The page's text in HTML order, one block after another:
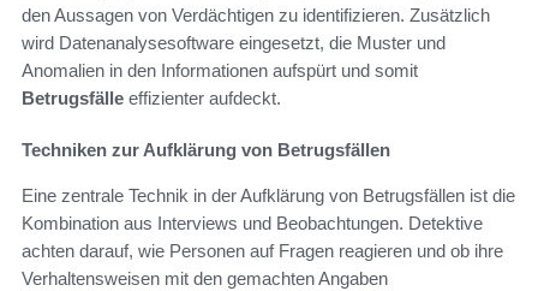
den Aussagen von Verdächtigen zu identifizieren. Zusätzlich
wird Datenanalysesoftware eingesetzt, die Muster und
Anomalien in den Informationen aufspürt und somit
Betrugsfälle effizienter aufdeckt.
Techniken zur Aufklärung von Betrugsfällen
Eine zentrale Technik in der Aufklärung von Betrugsfällen ist die
Kombination aus Interviews und Beobachtungen. Detektive
achten darauf, wie Personen auf Fragen reagieren und ob ihre
Verhaltensweisen mit den gemachten Angaben